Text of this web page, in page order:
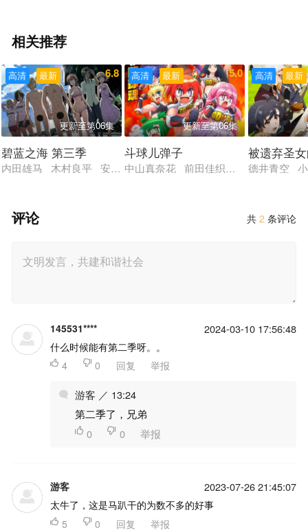
相关推荐
最新
高清 6.8
更新至第06集
碧蓝之海 第三季
内田雄马 木村良平 安元洋贵 小西克幸 安济知佳 内田真礼
最新
高清 5.0
更新至第06集
斗球儿弹子
中山真奈花 前田佳织里 关根明良
最新
高清
被遗弃圣
德井青空
共2 条评论
评论
145531**** 2024-03-10 17:56:48
什么时候能有第二季呀。。
 4  0 回复 举报
游客 ／ 13:24
第二季了，兄弟
 0  0 举报
游客 2023-07-26 21:45:07
太牛了，这是马趴干的为数不多的好事
 5  0 回复 举报